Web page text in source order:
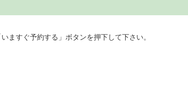
ますぐ予約する」ボタンを押下して下さい。